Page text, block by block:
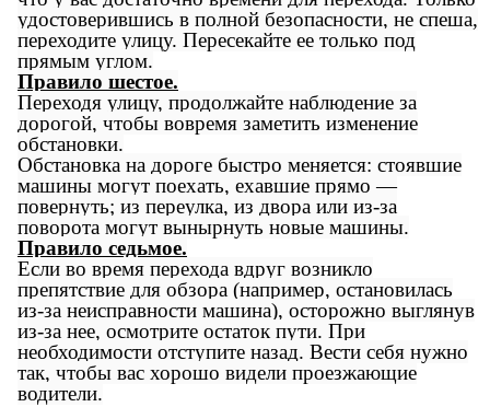
удостоверившись в полной безопасности, не спеша,
переходите улицу. Пересекайте ее только под
прямым углом.
Правило шестое.
Переходя улицу, продолжайте наблюдение за
дорогой, чтобы вовремя заметить изменение
обстановки.
Обстановка на дороге быстро меняется: стоявшие
машины могут поехать, ехавшие прямо —
повернуть; из переулка, из двора или из-за
поворота могут вынырнуть новые машины.
Правило седьмое.
Если во время перехода вдруг возникло
препятствие для обзора (например, остановилась
из-за неисправности машина), осторожно выглянув
из-за нее, осмотрите остаток пути. При
необходимости отступите назад. Вести себя нужно
так, чтобы вас хорошо видели проезжающие
водители.